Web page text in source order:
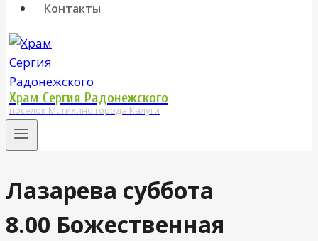
Контакты
Храм Сергия Радонежского
поселок Мстихино города Калуги
Лазарева суббота
8.00 Божественная